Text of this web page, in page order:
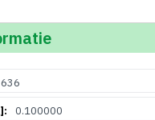
0.100000